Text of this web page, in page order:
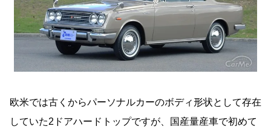
欧米では古くからパーソナルカーのボディ形状として存在
していた2ドアハードトップですが、国産量産車で初めて